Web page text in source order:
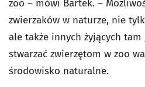
zoo – mówi Bartek. –
zwierzaków w naturze, nie
ale także innych żyjących
stwarzać zwierzętom w zoo
środowisko naturalne.